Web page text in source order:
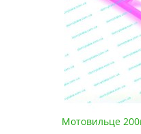
Мотовильце